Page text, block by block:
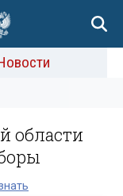
области